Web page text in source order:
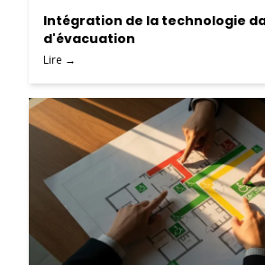
Intégration de la technologie
d'évacuation
Lire →